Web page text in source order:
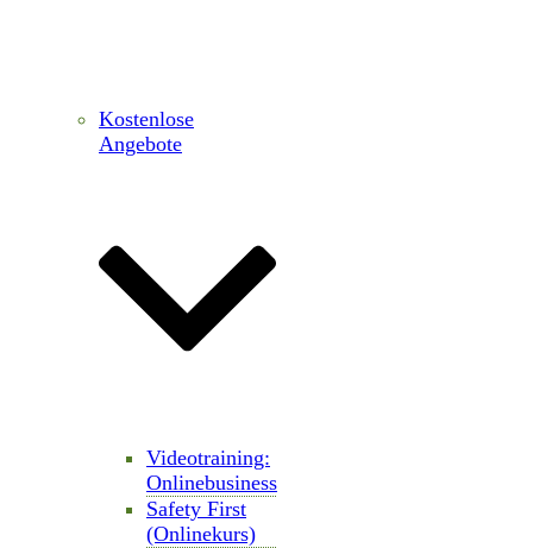
Kostenlose
Angebote
Videotraining:
Onlinebusiness
Safety First
(Onlinekurs)